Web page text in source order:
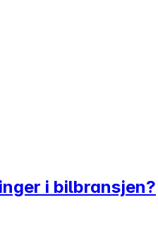
i bilbransjen?